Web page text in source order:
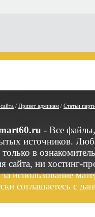
/ Привет админам / Статьи
- Все
источников.
только в
сайта, ни хостинг-
использование
соглашаетесь с